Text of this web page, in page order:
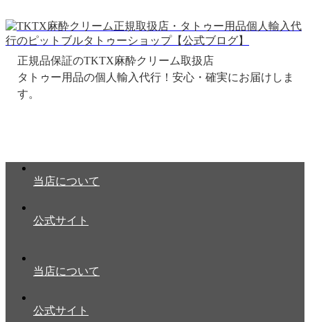
正規品保証のTKTX麻酔クリーム取扱店
当店について
公式サイト
当店について
公式サイト